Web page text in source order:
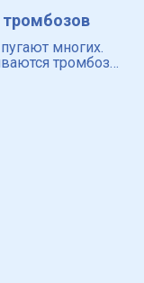
тромбозов
многих.
тромбозы,